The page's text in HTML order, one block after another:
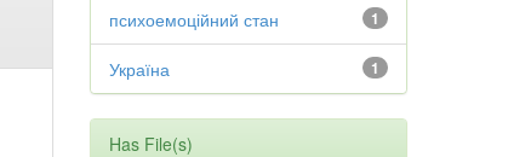
1
психоемоційний стан
1
Україна
Has File(s)